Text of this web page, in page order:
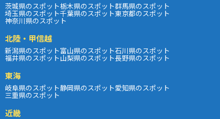
茨城県のスポット栃木県のスポット群馬県のスポット
埼玉県のスポット千葉県のスポット東京都のスポット
神奈川県のスポット
北陸・甲信越
新潟県のスポット富山県のスポット石川県のスポット
福井県のスポット山梨県のスポット長野県のスポット
東海
岐阜県のスポット静岡県のスポット愛知県のスポット
三重県のスポット
近畿